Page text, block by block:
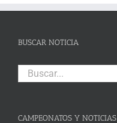
BUSCAR NOTICIA
Buscar:
CAMPEONATOS Y NOTICIAS